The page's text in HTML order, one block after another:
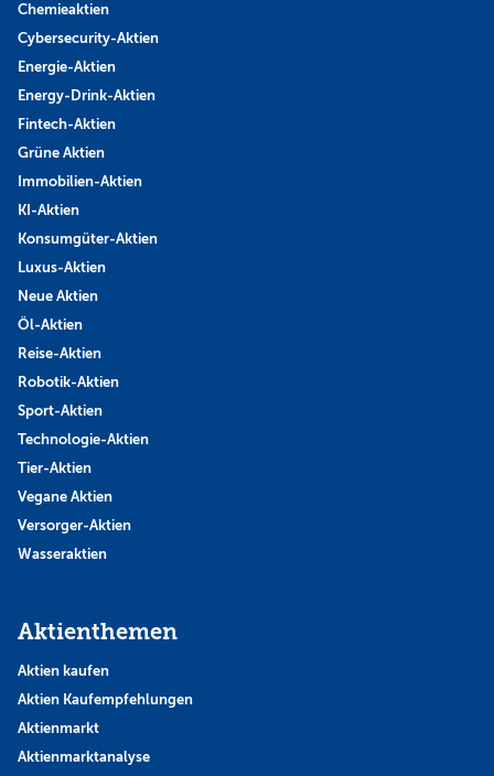
Chemieaktien
Cybersecurity-Aktien
Energie-Aktien
Energy-Drink-Aktien
Fintech-Aktien
Grüne Aktien
Immobilien-Aktien
KI-Aktien
Konsumgüter-Aktien
Luxus-Aktien
Neue Aktien
Öl-Aktien
Reise-Aktien
Robotik-Aktien
Sport-Aktien
Technologie-Aktien
Tier-Aktien
Vegane Aktien
Versorger-Aktien
Wasseraktien
Aktienthemen
Aktien kaufen
Aktien Kaufempfehlungen
Aktienmarkt
Aktienmarktanalyse